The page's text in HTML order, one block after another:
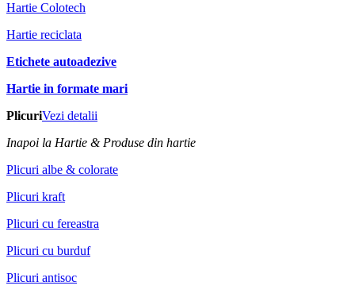
Hartie Colotech
Hartie reciclata
Etichete autoadezive
Hartie in formate mari
PlicuriVezi detalii
Inapoi la Hartie & Produse din hartie
Plicuri albe & colorate
Plicuri kraft
Plicuri cu fereastra
Plicuri cu burduf
Plicuri antisoc